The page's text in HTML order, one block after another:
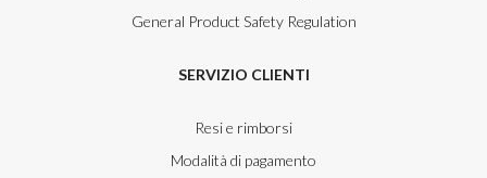
General Product Safety Regulation
SERVIZIO CLIENTI
Resi e rimborsi
Modalità di pagamento